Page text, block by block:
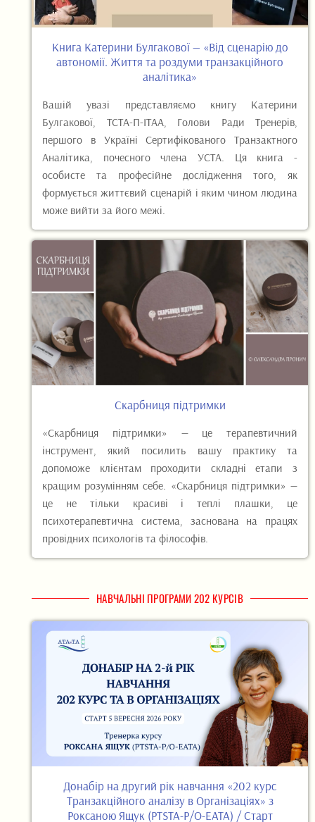
Книга Катерини Булгакової — «Від сценарію до
автономії. Життя та роздуми транзакційного
аналітика»
Вашій увазі представляємо книгу Катерини
Булгакової, ТСТА-П-ІТАА, Голови Ради Тренерів,
першого в Україні Сертифікованого Транзактного
Аналітика, почесного члена УСТА. Ця книга -
особисте та професійне дослідження того, як
формується життєвий сценарій і яким чином людина
може вийти за його межі.
Скарбниця підтримки
«Скарбниця підтримки» — це терапевтичний
інструмент, який посилить вашу практику та
допоможе клієнтам проходити складні етапи з
кращим розумінням себе. «Скарбниця підтримки» —
це не тільки красиві і теплі плашки, це
психотерапевтична система, заснована на працях
провідних психологів та філософів.
НАВЧАЛЬНІ ПРОГРАМИ 202 КУРСІВ
Донабір на другий рік навчання «202 курс
Транзакційного аналізу в Організаціях» з
Роксаною Ящук (PTSTA-P/O-EATA) / Старт